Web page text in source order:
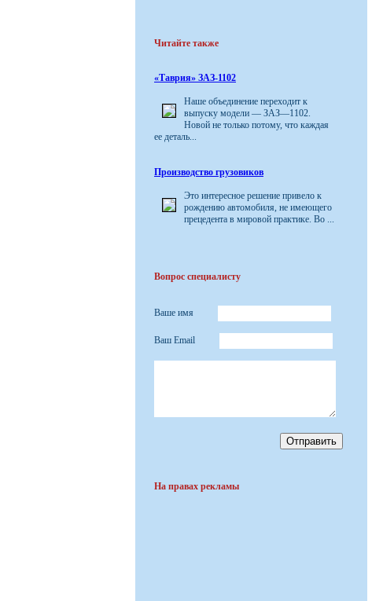
Читайте также
«Таврия» ЗАЗ-1102
Наше объединение переходит к
выпуску модели — ЗАЗ—1102.
Новой не только потому, что каждая
ее деталь...
Производство грузовиков
Это интересное решение привело к
рождению автомобиля, не имеющего
прецедента в мировой практике. Во ...
Вопрос специалисту
Ваше имя
Ваш Email
На правах рекламы